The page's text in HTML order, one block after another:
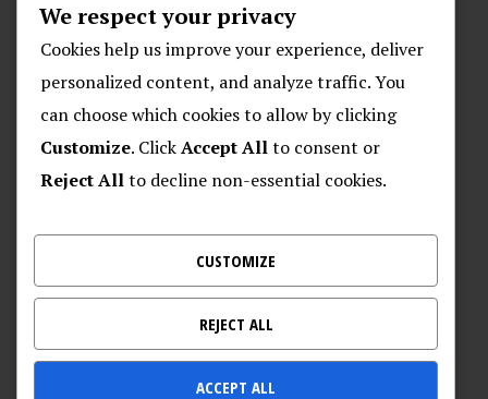
ARHIVA
O POSEJDONU
Plivački klub “Posejdon”
Nalješkovićeva 17, Zagreb
Kontakt za veterane – 095 905 9720
We respect your privacy
Cookies help us improve your experience, deliver
personalized content, and analyze traffic. You
can choose which cookies to allow by clicking
Customize. ClickAccept Allto consent or
Reject Allto decline non-essential cookies.
CUSTOMIZE
REJECT ALL
ACCEPT ALL